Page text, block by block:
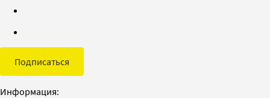
Подписаться
Информация: